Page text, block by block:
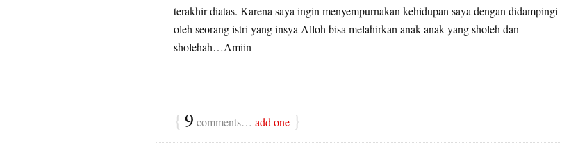
terakhir diatas. Karena saya ingin menyempurnakan kehidupan saya dengan didampingi
oleh seorang istri yang insya Alloh bisa melahirkan anak-anak yang sholeh dan
sholehah…Amiin
{ 9 comments… add one }